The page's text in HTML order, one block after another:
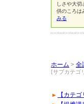
しさや大
供のころは
みる
ホーム > 全
[サブカテゴ
【カテ